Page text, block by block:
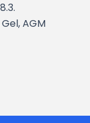
AGM